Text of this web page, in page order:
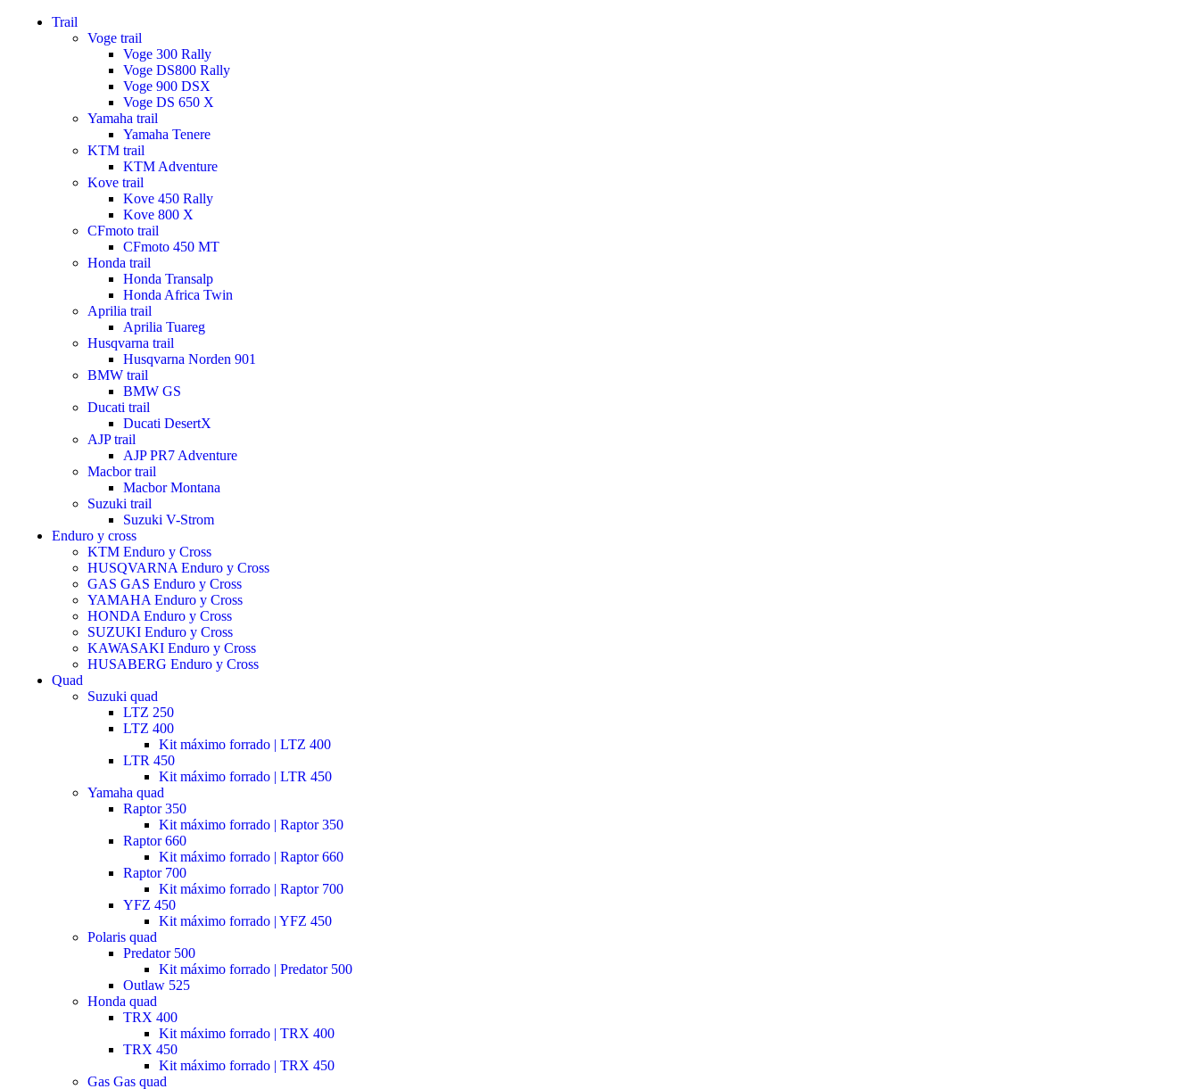
Trail
Voge trail
Voge 300 Rally
Voge DS800 Rally
Voge 900 DSX
Voge DS 650 X
Yamaha trail
Yamaha Tenere
KTM trail
KTM Adventure
Kove trail
Kove 450 Rally
Kove 800 X
CFmoto trail
CFmoto 450 MT
Honda trail
Honda Transalp
Honda Africa Twin
Aprilia trail
Aprilia Tuareg
Husqvarna trail
Husqvarna Norden 901
BMW trail
BMW GS
Ducati trail
Ducati DesertX
AJP trail
AJP PR7 Adventure
Macbor trail
Macbor Montana
Suzuki trail
Suzuki V-Strom
Enduro y cross
KTM Enduro y Cross
HUSQVARNA Enduro y Cross
GAS GAS Enduro y Cross
YAMAHA Enduro y Cross
HONDA Enduro y Cross
SUZUKI Enduro y Cross
KAWASAKI Enduro y Cross
HUSABERG Enduro y Cross
Quad
Suzuki quad
LTZ 250
LTZ 400
Kit máximo forrado | LTZ 400
LTR 450
Kit máximo forrado | LTR 450
Yamaha quad
Raptor 350
Kit máximo forrado | Raptor 350
Raptor 660
Kit máximo forrado | Raptor 660
Raptor 700
Kit máximo forrado | Raptor 700
YFZ 450
Kit máximo forrado | YFZ 450
Polaris quad
Predator 500
Kit máximo forrado | Predator 500
Outlaw 525
Honda quad
TRX 400
Kit máximo forrado | TRX 400
TRX 450
Kit máximo forrado | TRX 450
Gas Gas quad